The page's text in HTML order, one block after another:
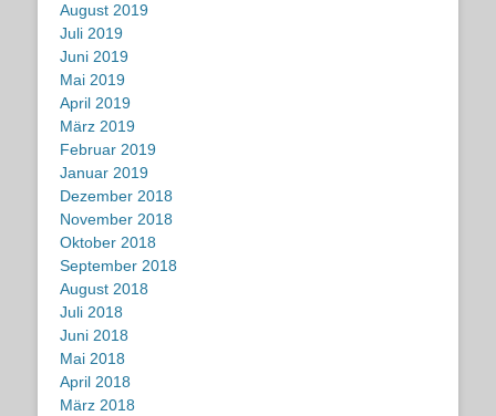
August 2019
Juli 2019
Juni 2019
Mai 2019
April 2019
März 2019
Februar 2019
Januar 2019
Dezember 2018
November 2018
Oktober 2018
September 2018
August 2018
Juli 2018
Juni 2018
Mai 2018
April 2018
März 2018